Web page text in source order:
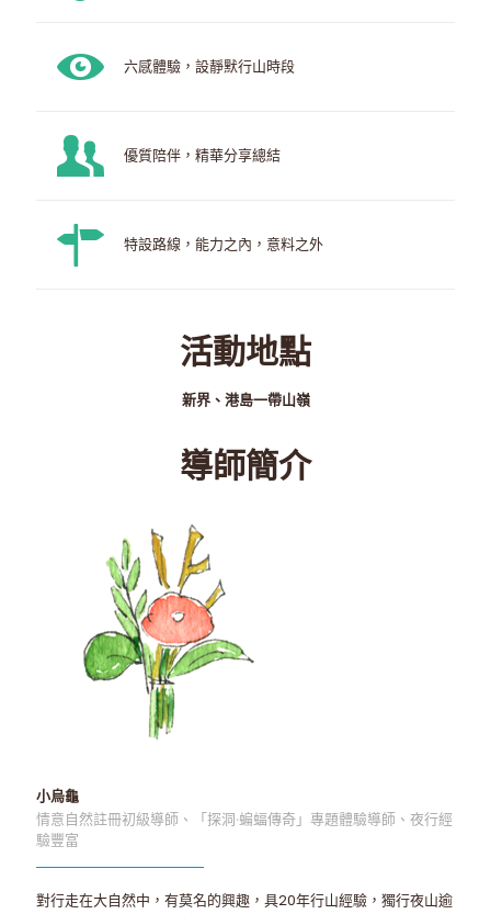
六感體驗，設靜默行山時段
優質陪伴，精華分享總結
特設路線，能力之內，意料之外
活動地點
新界、港島一帶山嶺
導師簡介
小烏龜
情意自然註冊初級導師、「探洞‧蝙蝠傳奇」專題體驗導師、夜行經
驗豐富
對行走在大自然中，有莫名的興趣，具20年行山經驗，獨行夜山逾